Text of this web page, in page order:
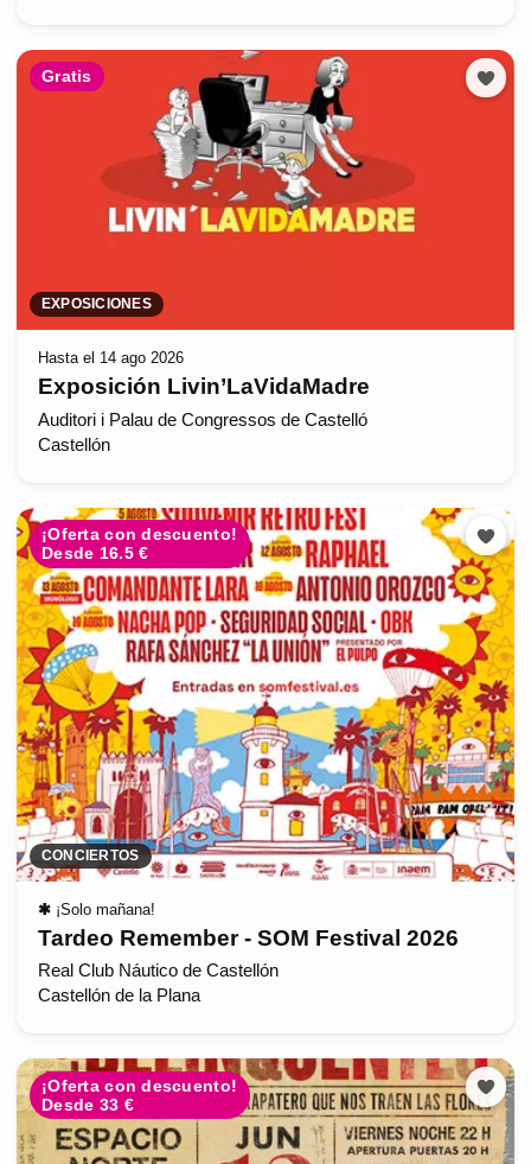
Gratis
EXPOSICIONES
Hasta el 14 ago 2026
Exposición Livin’LaVidaMadre
Auditori i Palau de Congressos de Castelló
Castellón
¡Oferta con descuento!
Desde 16.5 €
CONCIERTOS
✱ ¡Solo mañana!
Tardeo Remember - SOM Festival 2026
Real Club Náutico de Castellón
Castellón de la Plana
¡Oferta con descuento!
Desde 33 €